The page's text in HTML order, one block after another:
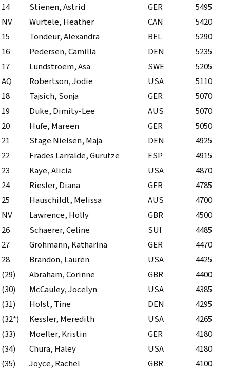
14
Stienen, Astrid GER
5495
NV
Wurtele, Heather CAN
5420
15
Tondeur, Alexandra BEL
5290
16
Pedersen, Camilla DEN
5235
17
Lundstroem, Asa SWE
5205
AQ
Robertson, Jodie USA
5110
18
Tajsich, Sonja GER
5070
19
Duke, Dimity-Lee AUS
5070
20
Hufe, Mareen GER
5050
21
Stage Nielsen, Maja DEN
4925
22
Frades Larralde, Gurutze ESP
4915
23
Kaye, Alicia USA
4870
24
Riesler, Diana GER
4785
25
Hauschildt, Melissa AUS
4700
NV
Lawrence, Holly GBR
4500
26
Schaerer, Celine SUI
4485
27
Grohmann, Katharina GER
4470
28
Brandon, Lauren USA
4425
(29)
Abraham, Corinne GBR
4400
(30)
McCauley, Jocelyn USA
4385
(31)
Holst, Tine DEN
4295
(32*)
Kessler, Meredith USA
4265
(33)
Moeller, Kristin GER
4180
(34)
Chura, Haley USA
4180
(35)
Joyce, Rachel GBR 4100